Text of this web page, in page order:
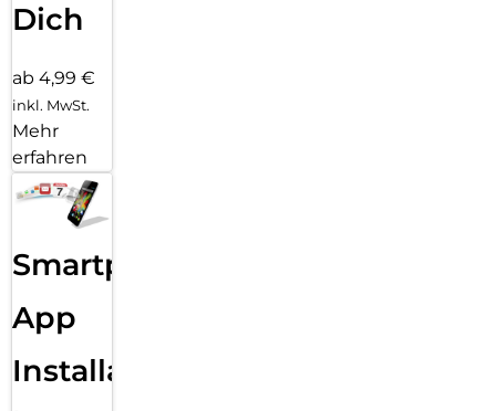
Dich
ab 4,99 €
inkl. MwSt.
Mehr
erfahren
Smartphone
App
Installation